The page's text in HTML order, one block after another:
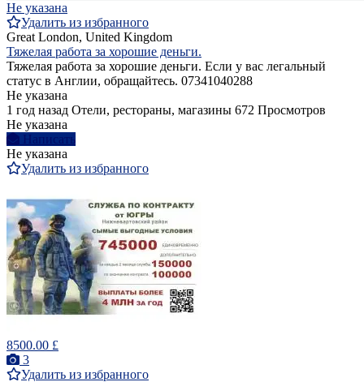
Не указана
Удалить из избранного
Great London, United Kingdom
Тяжелая работа за хорошие деньги.
Тяжелая работа за хорошие деньги. Если у вас легальный
статус в Англии, обращайтесь. 07341040288
Не указана
1 год назад Отели, рестораны, магазины 672 Просмотров
Не указана
Написать
Не указана
Удалить из избранного
8500.00 £
3
Удалить из избранного